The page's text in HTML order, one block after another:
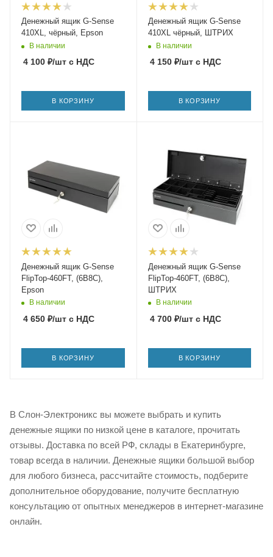
Денежный ящик G-Sense
410XL, чёрный, Epson
В наличии
4 100 ₽/шт с НДС
В КОРЗИНУ
Денежный ящик G-Sense
410XL чёрный, ШТРИХ
В наличии
4 150₽/штс НДС
В КОРЗИНУ
Денежный ящик G-Sense
FlipTop-460FT, (6B8C),
Epson
В наличии
4 650 ₽/шт с НДС
В КОРЗИНУ
Денежный ящик G-Sense
FlipTop-460FT, (6B8C),
ШТРИХ
В наличии
4 700₽/штс НДС
В КОРЗИНУ
В Слон-Электроникс вы можете выбрать и купить
денежные ящики по низкой цене в каталоге, прочитать
отзывы. Доставка по всей РФ, склады в Екатеринбурге,
товар всегда в наличии. Денежные ящики большой выбор
для любого бизнеса, рассчитайте стоимость, подберите
дополнительное оборудование, получите бесплатную
консультацию от опытных менеджеров в интернет-магазине
онлайн.